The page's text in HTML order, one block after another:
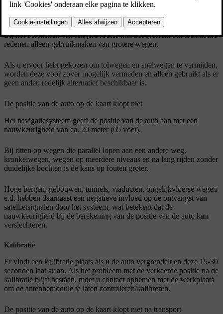
Het systeem gebruikt bijvoorbeeld tolwegen of veerverbindingen
terwijl u die wilt vermijden.
Bij het berekenen van langere routes kan het systeem om technische
redenen alleen gebruikmaken van grotere wegen.
Als u ervoor hebt gekozen om tolwegen en snelwegen te vermijden,
worden deze voor zover mogelijk vermeden en alleen gebruikt als er
geen ander, redelijk alternatief beschikbaar is.
De positie van de auto op de kaart klopt niet
Het navigatiesysteem geeft de positie van de auto aan met een
nauwkeurigheid van ca. 20 meter (65 voet).
Bij ritten op wegen die parallel lopen aan een andere weg,
kronkelwegen, wegen op meerdere niveaus en na lang rijden zonder
duidelijke bochten is de kans op fouten groter.
Hoge bergen, gebouwen, tunnels, viaducten, ongelijkvloerse wegen
e.d. hebben daarnaast een negatieve invloed op de ontvangst van
satellietsignalen door het systeem, wat betekent dat de
nauwkeurigheid bij de berekening van de positie van de auto kan
verslechteren.
Kalibratie
Er vindt een kalibratie plaats als u de auto vergrendelt en deze 15-30
seconden laat staan. Als het probleem met de verkeerde positie na de
kalibratie blijft bestaan, moet u contact opnemen met de werkplaats
om de antennemodule te laten controleren/kalibreren.
De positie van de auto op de kaart klopt niet na transport